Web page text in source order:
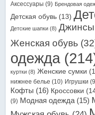
Аксессуары (9) Брендовая
Детская обувь (13)
Детские шапки (8) Джинсы
Женская обувь
одежда
куртки (8) Женские сумки
нижнее белье (10) Игрушки
Кофты (16) Кроссовки
(9) Модная одежда (15)